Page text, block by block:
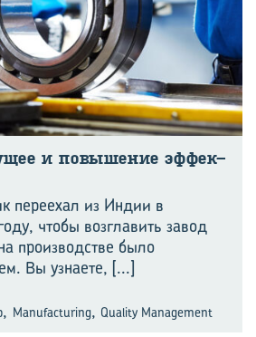
и по­вы­ше­ние эф­фек­
переехал из Индии в
чтобы возглавить завод
производстве было
Вы узнаете, [...]
, Manufacturing, Quality Management